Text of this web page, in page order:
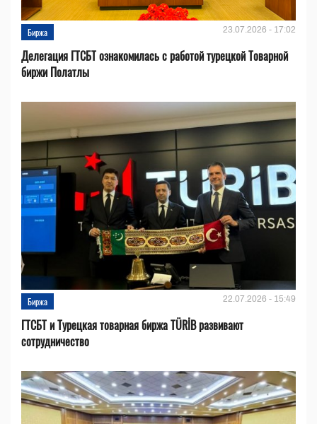
Биржа 23.07.2026 - 17:02
Делегация ГТСБТ ознакомилась с работой турецкой Товарной
биржи Полатлы
Биржа 22.07.2026 - 15:49
ГТСБТ и Турецкая товарная биржа TÜRİB развивают
сотрудничество